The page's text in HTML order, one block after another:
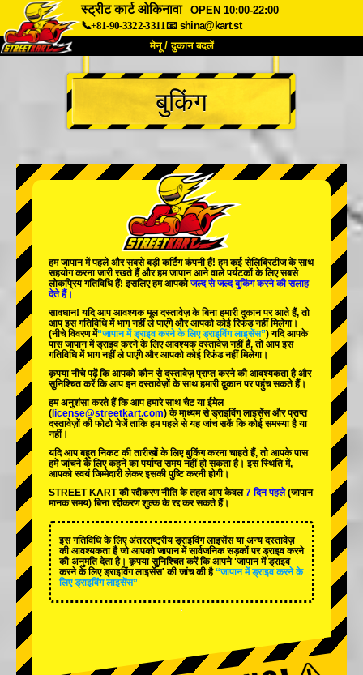
स्ट्रीट कार्ट ओकिनावा
OPEN 10:00-22:00
📞+81-90-3322-3311📧 shina@kart.st
मेनू / दुकान बदलें
TOP
हमारे बारे में विशेषताएँ कीमत
कंपनी बुकिंग
शाखा बदलें
टोक्यो अकीहबारा#2
टोक्यो शिबुया एनेक्स टोक्यो बे
टोक्यो असाकुसा
ओकिनावा
बुकिंग
हम जापान मेंपहलेऔरसबसे बड़ी कर्टिंग कंपनीहैं! हमकई सेलिब्रिटीजके साथ
सहयोग करना जारी रखते हैं और हम जापान आने वाले पर्यटकों के लिएसबसे
लोकप्रिय गतिविधिहैं! इसलिए हम आपकोजल्द से जल्द बुकिंग करने की सलाह
देते हैं।
सावधान! यदि आप आवश्यक मूल दस्तावेज़ के बिना हमारी दुकान पर आते हैं, तो
आप इस गतिविधि में भाग नहीं ले पाएंगे और आपको कोई रिफंड नहीं मिलेगा।
(नीचे विवरण में“जापान में ड्राइव करने के लिए ड्राइविंग लाइसेंस”) यदि आपके
पास जापान में ड्राइव करने के लिए आवश्यक दस्तावेज़ नहीं हैं, तो आप इस
गतिविधि में भाग नहीं ले पाएंगे और आपको कोई रिफंड नहीं मिलेगा।
कृपया नीचे पढ़ें कि आपको कौन से दस्तावेज़ प्राप्त करने की आवश्यकता है और
सुनिश्चित करें कि आप इन दस्तावेज़ों के साथ हमारी दुकान पर पहुंच सकते हैं।
हम अनुशंसा करते हैं कि आप हमारे साथ चैट या ईमेल
( license@streetkart.com) के माध्यम से ड्राइविंग लाइसेंस और प्राप्त
दस्तावेज़ों की फोटो भेजें ताकि हम पहले से यह जांच सकें कि कोई समस्या है या
नहीं।
यदि आप बहुत निकट की तारीखों के लिए बुकिंग करना चाहते हैं, तो आपके पास
हमें जांचने के लिए कहने का पर्याप्त समय नहीं हो सकता है। इस स्थिति में,
आपको स्वयं जिम्मेदारी लेकर इसकी पुष्टि करनी होगी।
STREET KART की रद्दीकरण नीति के तहत आप केवल7 दिन पहले(जापान
मानक समय) बिना रद्दीकरण शुल्क के रद्द कर सकते हैं।
इस गतिविधि के लिए अंतरराष्ट्रीय ड्राइविंग लाइसेंस या अन्य दस्तावेज़
की आवश्यकता है जो आपको जापान में सार्वजनिक सड़कों पर ड्राइव करने
की अनुमति देता है। कृपया सुनिश्चित करें कि आपने 'जापान में ड्राइव
करने के लिए ड्राइविंग लाइसेंस' की जांच की है “जापान में ड्राइव करने के
लिए ड्राइविंग लाइसेंस”